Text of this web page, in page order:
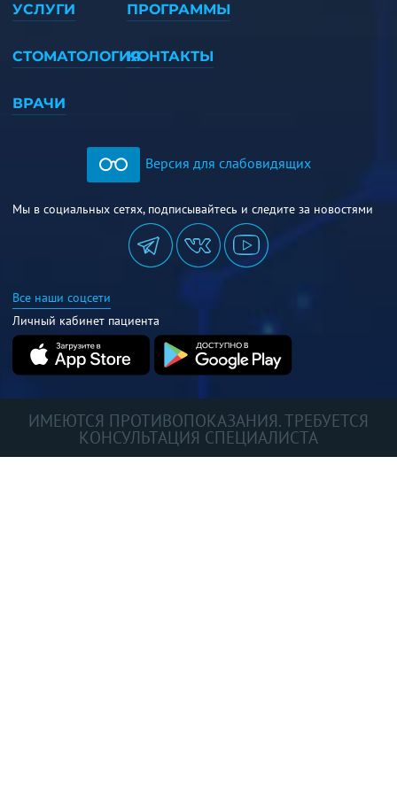
УСЛУГИ
СТОМАТОЛОГИЯ
ВРАЧИ
ПРОГРАММЫ
КОНТАКТЫ
Версия для слабовидящих
Мы в социальных сетях, подписывайтесь и следите за новостями
Все наши соцсети
Личный кабинет пациента
ИМЕЮТСЯ ПРОТИВОПОКАЗАНИЯ. ТРЕБУЕТСЯ
КОНСУЛЬТАЦИЯ СПЕЦИАЛИСТА